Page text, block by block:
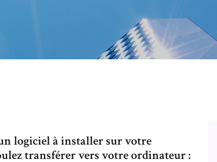
logiciel à installer sur votre
transférer vers votre ordinateur :